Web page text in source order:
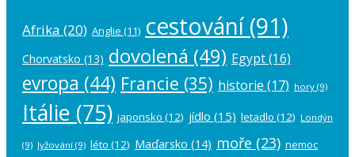
Afrika (20) Anglie (11) cestování(91)
Chorvatsko (13) dovolená (49) Egypt(16)
evropa (44) Francie (35) historie (17) hory (9)
Itálie (75) japonsko (12) jídlo (15) letadlo (12) Londýn
(9) lyžování (9) léto (12) Maďarsko (14) moře (23) nemoc